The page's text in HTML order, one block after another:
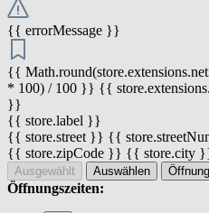
{{ errorMessage }}
{{
* 100) / 100 }} {{
}}
{{ store.label }}
{{ store.street }} {{
{{ store.zipCode }} {{ store.city
Ausgewählt Auswählen
Öffnungszeiten: